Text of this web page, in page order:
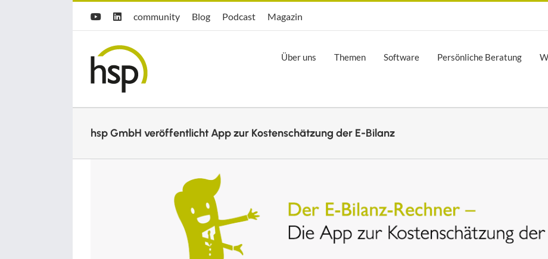
YouTubeLinkedIn
Hsp
community
community
hsp
Blog
Blog Opti.Cast
Podcast Opti.Mag
Magazin
Über uns Themen Software Persönliche Beratung
hsp GmbH veröffentlicht App zur Kostenschätzung der E-Bilanz